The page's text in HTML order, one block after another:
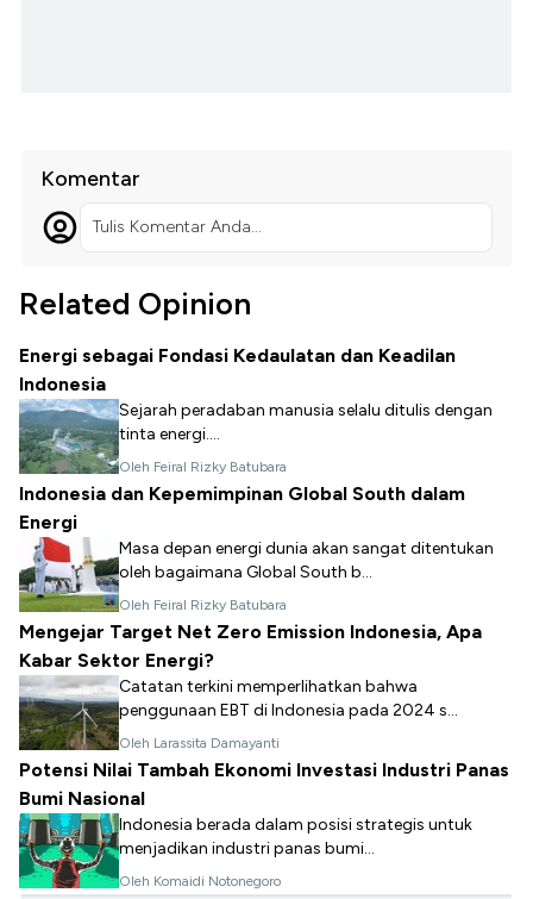
Komentar
Tulis Komentar Anda...
Related Opinion
Energi sebagai Fondasi Kedaulatan dan Keadilan
Indonesia
Sejarah peradaban manusia selalu ditulis dengan
tinta energi....
Oleh Feiral Rizky Batubara
Indonesia dan Kepemimpinan Global South dalam
Energi
Masa depan energi dunia akan sangat ditentukan
oleh bagaimana Global South b...
Oleh Feiral Rizky Batubara
Mengejar Target Net Zero Emission Indonesia, Apa
Kabar Sektor Energi?
Catatan terkini memperlihatkan bahwa
penggunaan EBT di Indonesia pada 2024 s...
Oleh Larassita Damayanti
Potensi Nilai Tambah Ekonomi Investasi Industri Panas
Bumi Nasional
Indonesia berada dalam posisi strategis untuk
menjadikan industri panas bumi...
Oleh Komaidi Notonegoro